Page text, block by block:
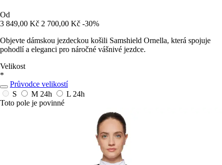
Od
3 849,00 Kč 2 700,00 Kč -30%
Objevte dámskou jezdeckou košili Samshield Ornella, která spojuje
pohodlí a eleganci pro náročné vášnivé jezdce.
Velikost
*
Průvodce velikostí
S
M 24h L 24h
Toto pole je povinné